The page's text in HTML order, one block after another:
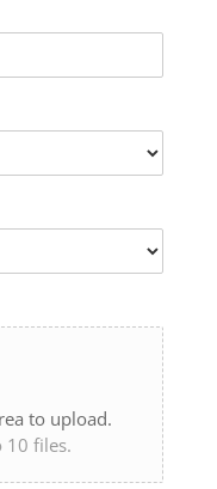
to upload.
10 files.